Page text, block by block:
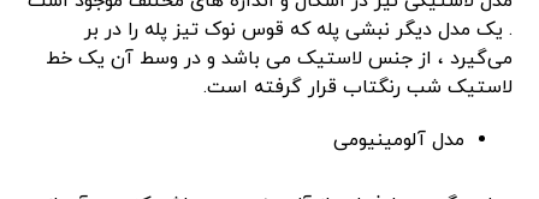
. یک مدل دیگر نبشی پله که قوس نوک تیز پله را در بر
می‌گیرد ، از جنس لاستیک می باشد و در وسط آن یک خط
لاستیک شب رنگتاب قرار گرفته است.
مدل آلومینیومی